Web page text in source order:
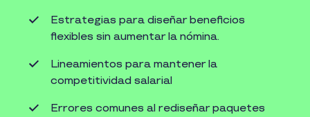
Estrategias para diseñar beneﬁcios
ﬂexibles sin aumentar la nómina.
Lineamientos para mantener la
competitividad salarial
Errores comunes al rediseñar paquetes